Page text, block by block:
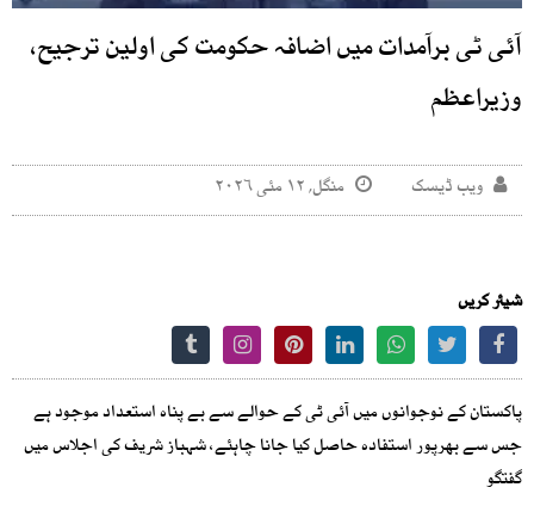
آئی ٹی برآمدات میں اضافہ حکومت کی اولین ترجیح،
وزیراعظم
ویب ڈیسک منگل, ۱۲ مئی ۲۰۲۶
شیئر کریں
پاکستان کے نوجوانوں میں آئی ٹی کے حوالے سے بے پناہ استعداد موجود ہے
جس سے بھرپور استفادہ حاصل کیا جانا چاہئے، شہباز شریف کی اجلاس میں
گفتگو